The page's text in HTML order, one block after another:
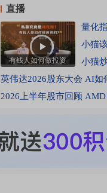
直播
有钱人如何做投资
量化
小猫
小猫
英伟达2026股东大会 AI如
2026上半年股市回顾 AMD